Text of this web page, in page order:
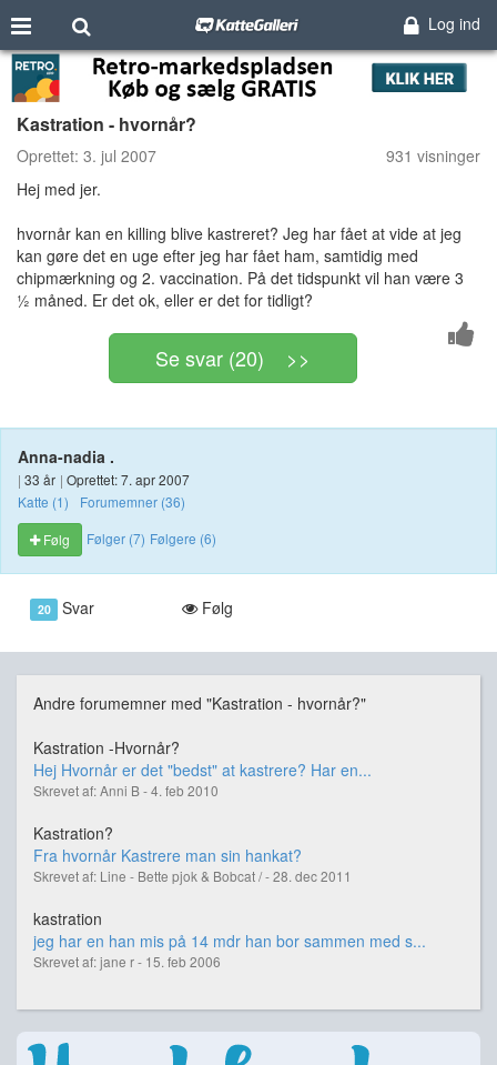
Log ind
Kastration - hvornår?
Oprettet: 3. jul 2007
931 visninger
Hej med jer.
hvornår kan en killing blive kastreret? Jeg har fået at vide at jeg
kan gøre det en uge efter jeg har fået ham, samtidig med
chipmærkning og 2. vaccination. På det tidspunkt vil han være 3
½ måned. Er det ok, eller er det for tidligt?
Se svar (20) >>
Anna-nadia .
| 33 år | Oprettet: 7. apr 2007
Katte (1)
Forumemner (36)
Følg
Følger (7) Følgere (6)
20 Svar Følg
Andre forumemner med "Kastration - hvornår?"
Kastration -Hvornår?
Hej Hvornår er det "bedst" at kastrere? Har en...
Skrevet af: Anni B - 4. feb 2010
Kastration?
Fra hvornår Kastrere man sin hankat?
Skrevet af: Line - Bette pjok & Bobcat / - 28. dec 2011
kastration
jeg har en han mis på 14 mdr han bor sammen med s...
Skrevet af: jane r - 15. feb 2006